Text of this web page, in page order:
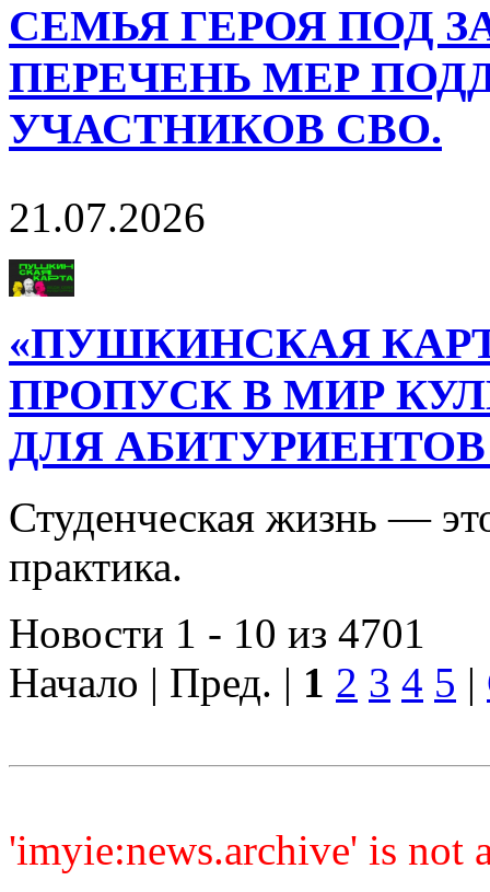
СЕМЬЯ ГЕРОЯ ПОД
ПЕРЕЧЕНЬ МЕР
УЧАСТНИКОВ СВО.
21.07.2026
«ПУШКИНСКАЯ
ПРОПУСК В МИР
ДЛЯ
Студенческая жизнь —
практика.
Новости 1 - 10 из 4701
Начало | Пред. | 1 2 3 4 5 |
'imyie:news.archive' is not